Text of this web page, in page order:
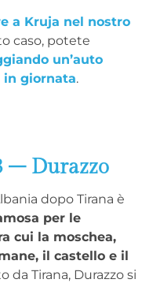
a Kruja nel nostro
caso, potete
un’auto
in giornata.
– Durazzo
dopo Tirana è
per le
cui la moschea,
il castello e il
da Tirana, Durazzo si